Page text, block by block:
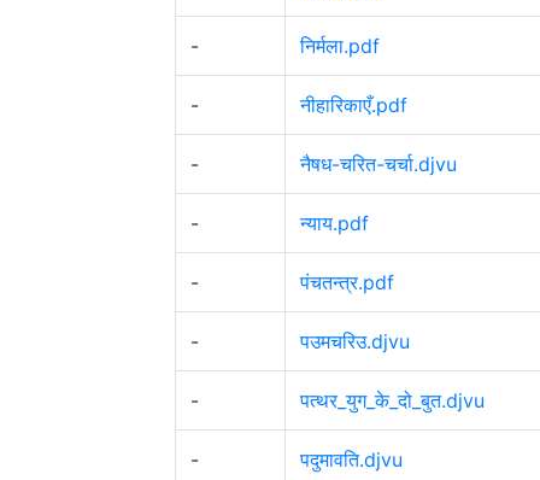
- निर्मला.pdf
- नीहारिकाएँ.pdf
- नैषध-चरित-चर्चा.djvu
- न्याय.pdf
- पंचतन्त्र.pdf
- पउमचरिउ.djvu
- पत्थर_युग_के_दो_बुत.djvu
- पदुमावति.djvu